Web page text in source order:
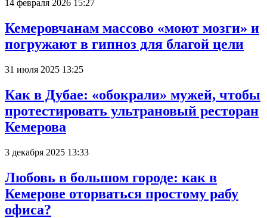
14 февраля 2026 15:27
Кемеровчанам массово «моют мозги» и
погружают в гипноз для благой цели
31 июля 2025 13:25
Как в Дубае: «обокрали» мужей, чтобы
протестировать ультрановый ресторан
Кемерова
3 декабря 2025 13:33
Любовь в большом городе: как в
Кемерове оторваться простому рабу
офиса?